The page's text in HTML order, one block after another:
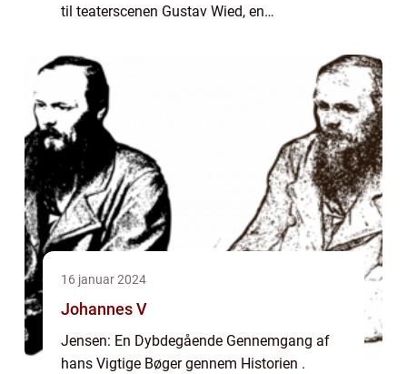
til teaterscenen Gustav Wied, en
fra det 19. og 20. århundrede, var kendt for
16 januar 2024
Johannes V
Jensen: En Dybdegående Gennemgang af
hans Vigtige Bøger gennem Historien .